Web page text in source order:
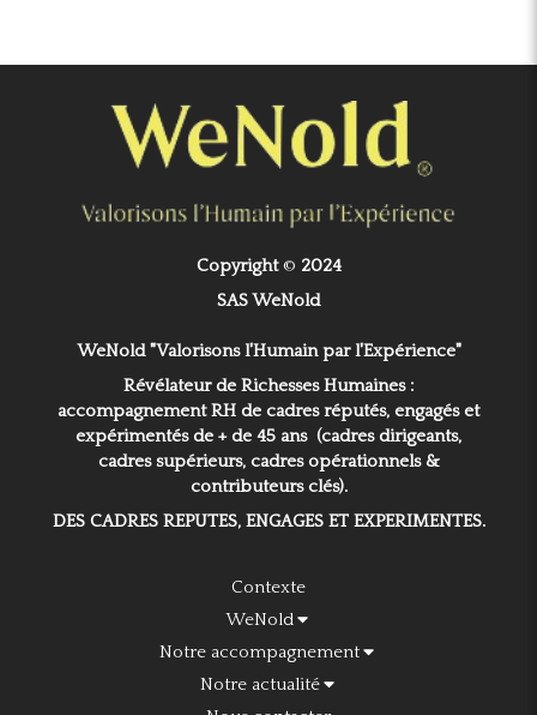
Copyright© 2024
SAS WeNold
WeNold "Valorisons l'Humain par l'Expérience"
Révélateur de Richesses Humaines :
accompagnement RH de cadres réputés, engagés et
expérimentés de + de 45 ans (cadres dirigeants,
cadres supérieurs, cadres opérationnels &
contributeurs clés).
DES CADRES REPUTES, ENGAGES ET EXPERIMENTES.
Contexte
WeNold
Notre accompagnement
Notre actualité